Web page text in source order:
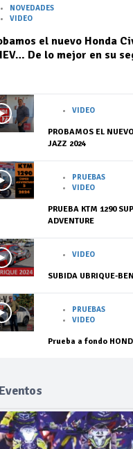
NOVEDADES
VIDEO
el nuevo Honda
De lo mejor en su
VIDEO
PROBAMOS EL
JAZZ 2024
PRUEBAS
VIDEO
PRUEBA KTM 1290
ADVENTURE
VIDEO
SUBIDA UBRIQUE-
PRUEBAS
VIDEO
Prueba a fondo